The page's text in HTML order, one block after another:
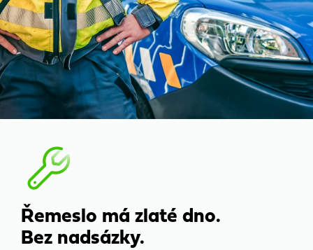
Řemeslo má zlaté dno.
Bez nadsázky.